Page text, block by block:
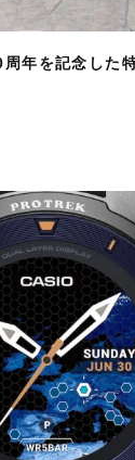
年を記念した